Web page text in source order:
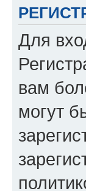
Для
вам
могут